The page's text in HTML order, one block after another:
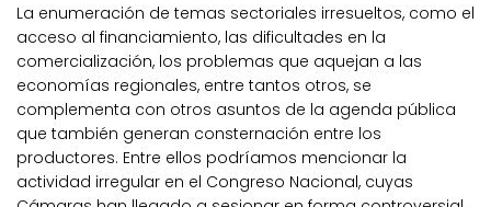
La enumeración de temas sectoriales irresueltos, como el
acceso al financiamiento, las dificultades en la
comercialización, los problemas que aquejan a las
economías regionales, entre tantos otros, se
complementa con otros asuntos de la agenda pública
que también generan consternación entre los
productores. Entre ellos podríamos mencionar la
actividad irregular en el Congreso Nacional, cuyas